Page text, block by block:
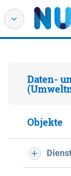
Daten-
Objekte